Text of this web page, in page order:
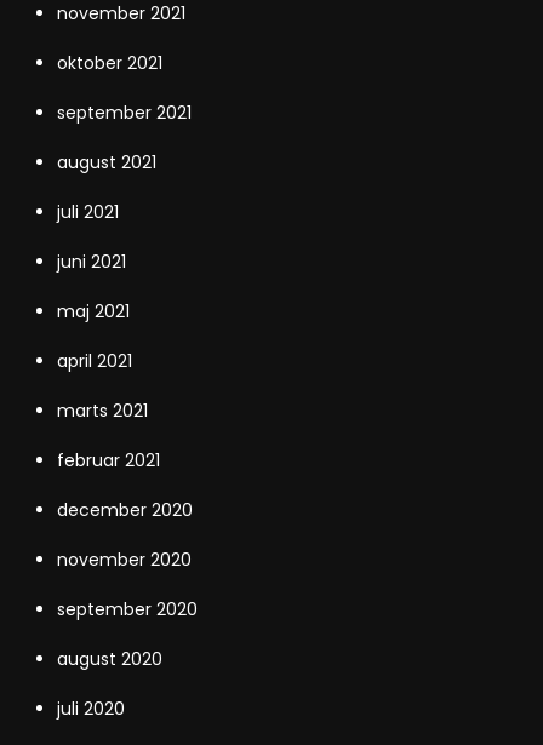
november 2021
oktober 2021
september 2021
august 2021
juli 2021
juni 2021
maj 2021
april 2021
marts 2021
februar 2021
december 2020
november 2020
september 2020
august 2020
juli 2020